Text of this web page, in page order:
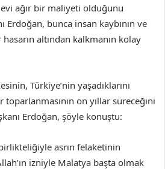
ağır bir maliyeti olduğunu
Erdoğan, bunca insan kaybının ve
altından kalkmanın kolay
Türkiye’nin yaşadıklarını
toparlanmasının on yıllar süreceğini
Erdoğan, şöyle konuştu:
asrın felaketinin
izniyle Malatya başta olmak